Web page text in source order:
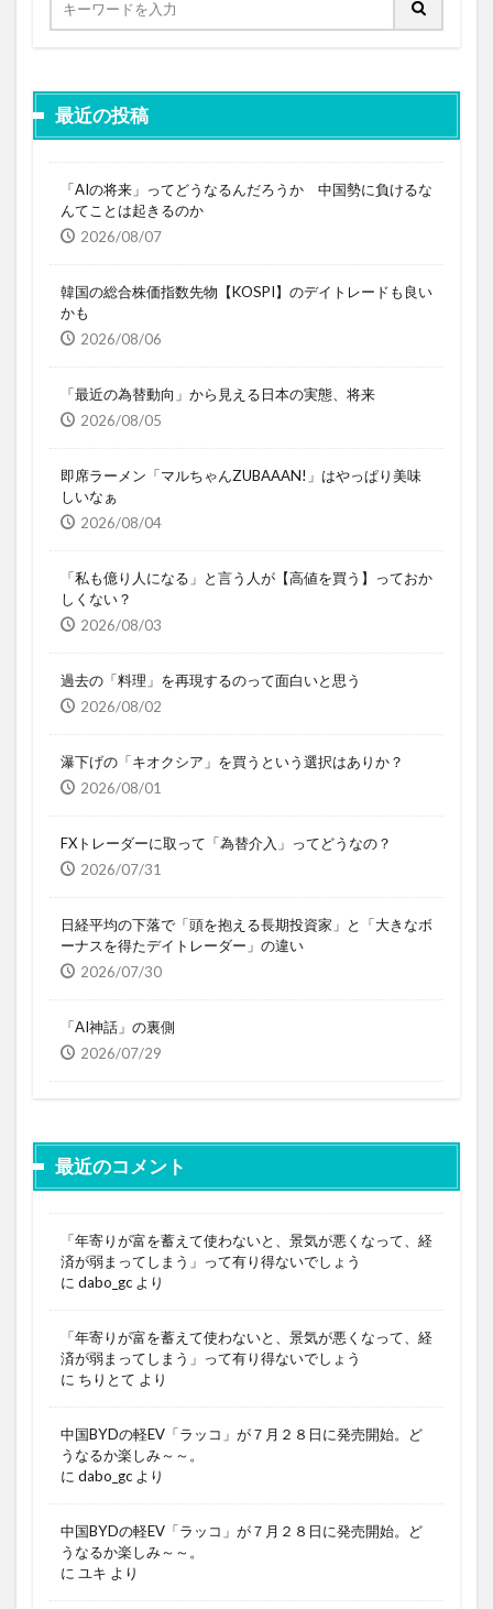
最近の投稿
「AIの将来」ってどうなるんだろうか 中国勢に負けるな
んてことは起きるのか
2026/08/07
韓国の総合株価指数先物【KOSPI】のデイトレードも良い
かも
2026/08/06
「最近の為替動向」から見える日本の実態、将来
2026/08/05
即席ラーメン「マルちゃんZUBAAAN!」はやっぱり美味
しいなぁ
2026/08/04
「私も億り人になる」と言う人が【高値を買う】っておか
しくない？
2026/08/03
過去の「料理」を再現するのって面白いと思う
2026/08/02
瀑下げの「キオクシア」を買うという選択はありか？
2026/08/01
FXトレーダーに取って「為替介入」ってどうなの？
2026/07/31
日経平均の下落で「頭を抱える長期投資家」と「大きなボ
ーナスを得たデイトレーダー」の違い
2026/07/30
「AI神話」の裏側
2026/07/29
最近のコメント
「年寄りが富を蓄えて使わないと、景気が悪くなって、経
済が弱まってしまう」って有り得ないでしょう
に dabo_gc より
「年寄りが富を蓄えて使わないと、景気が悪くなって、経
済が弱まってしまう」って有り得ないでしょう
に ちりとて より
中国BYDの軽EV「ラッコ」が７月２８日に発売開始。ど
うなるか楽しみ～～。
に dabo_gc より
中国BYDの軽EV「ラッコ」が７月２８日に発売開始。ど
うなるか楽しみ～～。
に ユキ より